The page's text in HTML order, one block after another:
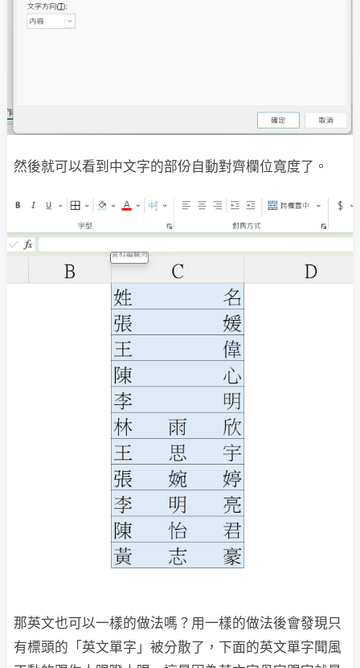
然後就可以看到中文字的部份自動對齊欄位寬度了。
那英文也可以一樣的做法嗎？用一樣的做法後會發現只
有標頭的「英文單字」被分散了，下面的英文單字聞風